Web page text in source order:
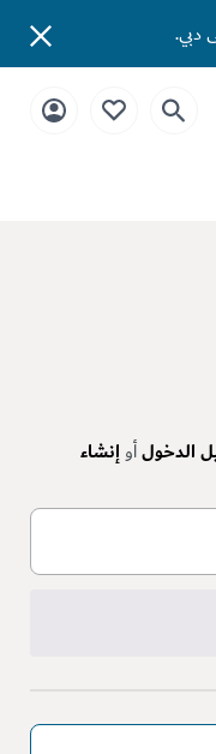
دبي.
الدخولأوإنشاء